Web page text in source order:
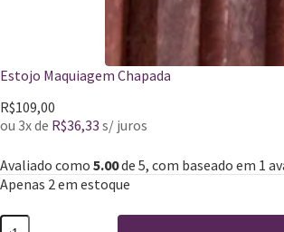
Estojo Maquiagem Chapada
R$109,00
ou 3x de R$36,33 s/ juros
Avaliado como 5.00de 5, com baseado em 1
Apenas 2 em estoque